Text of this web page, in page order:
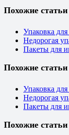
Похожие статьи
Упаковка
Недорогая
Пакеты для
Похожие статьи
Упаковка
Недорогая
Пакеты для
Похожие статьи